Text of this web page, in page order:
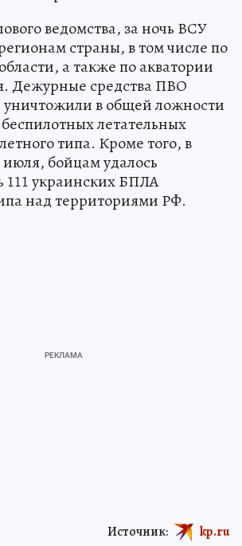
ведомства, за ночь ВСУ
страны, в том числе по
а также по акватории
Дежурные средства ПВО
уничтожили в общей ложности
летательных
типа. Кроме того, в
бойцам удалось
111 украинских БПЛА
над территориями РФ.
Источник: kp.ru